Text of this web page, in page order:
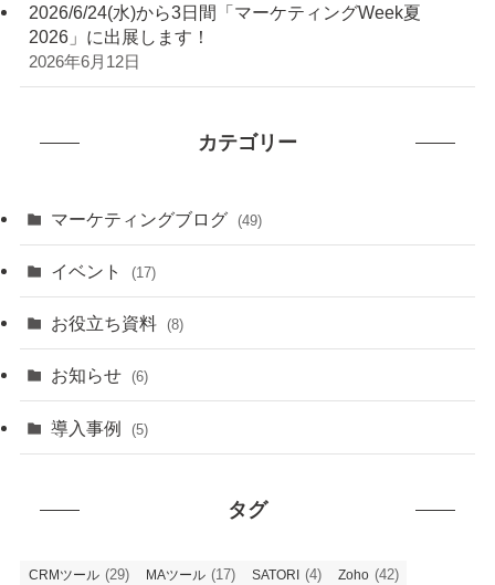
2026/6/24(水)から3日間「マーケティングWeek夏
2026」に出展します！
2026年6月12日
カテゴリー
マーケティングブログ (49)
イベント (17)
お役立ち資料 (8)
お知らせ (6)
導入事例 (5)
タグ
CRMツール (29) MAツール (17) SATORI (4) Zoho (42)